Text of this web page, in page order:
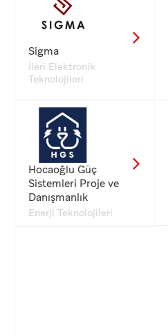
Sigma
İleri Elektronik
Teknolojileri
Hocaoğlu Güç
Sistemleri Proje ve
Danışmanlık
Enerji Teknolojileri